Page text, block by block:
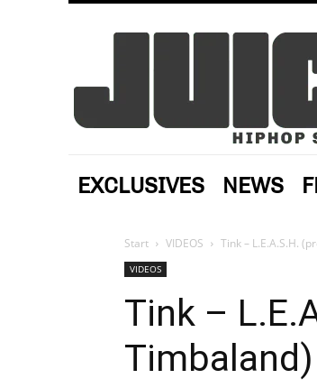
EXCLUSIVES NEWS
Start VIDEOS Tink – L.E.A.S.H.
VIDEOS
Tink –
Timbaland)